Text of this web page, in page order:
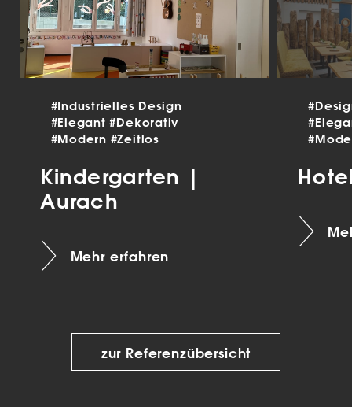
#Industrielles Design
#Elegant#Dekorativ
#Modern #Zeitlos
Kindergarten |
Aurach
Mehr erfahren
zur Referenzübersicht